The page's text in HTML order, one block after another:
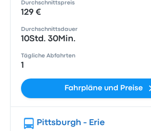
Durchschnittspreis
129 €
Durchschnittsdauer
10Std. 30Min.
Tägliche Abfahrten
1
Fahrpläne und Preise
Pittsburgh - Erie